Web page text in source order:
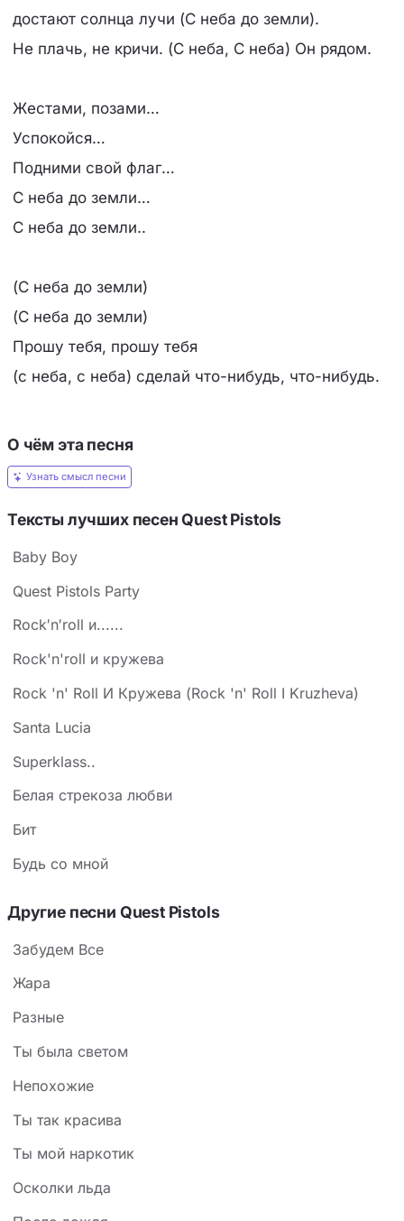
достают солнца лучи (С неба до земли).
Не плачь, не кричи. (С неба, С неба) Он рядом.
Жестами, позами…
Успокойся…
Подними свой флаг…
С неба до земли…
С неба до земли..
(С неба до земли)
(С неба до земли)
Прошу тебя, прошу тебя
(с неба, с неба) сделай что-нибудь, что-нибудь.
О чём эта песня
Узнать смысл песни
Тексты лучших песен Quest Pistols
Baby Boy
Quest Pistols Party
Rock′n′roll и......
Rock'n'roll и кружева
Rock 'n' Roll И Кружева (Rock 'n' Roll I Kruzheva)
Santa Lucia
Superklass..
Белая стрекоза любви
Бит
Будь со мной
Другие песни Quest Pistols
Забудем Все
Жара
Разные
Ты была светом
Непохожие
Ты так красива
Ты мой наркотик
Осколки льда